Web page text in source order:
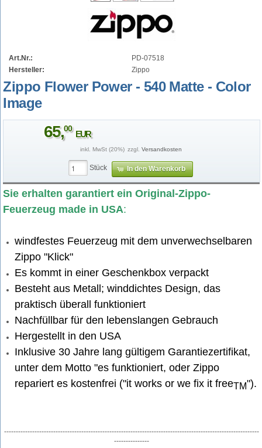
259644.jpg
Art.Nr.:
PD-07518
Hersteller:
Zippo
Zippo Flower Power - 540 Matte - Color
Image
65,00
EUR
inkl. MwSt (20%) zzgl. Versandkosten
Stück In den Warenkorb
Sie erhalten garantiert ein Original-Zippo-
Feuerzeug made in USA:
windfestes Feuerzeug mit dem unverwechselbaren
Zippo "Klick"
Es kommt in einer Geschenkbox verpackt
Besteht aus Metall; winddichtes Design, das
praktisch überall funktioniert
Nachfüllbar für den lebenslangen Gebrauch
Hergestellt in den USA
Inklusive 30 Jahre lang gültigem Garantiezertifikat,
unter dem Motto "es funktioniert, oder Zippo
repariert es kostenfrei ("it works or we fix it freeTM").
-------------------------------------------------------------------------------------------------------------
---------------